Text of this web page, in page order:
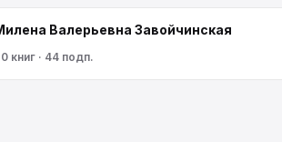
Валерьевна Завойчинская
книг · 44 подп.